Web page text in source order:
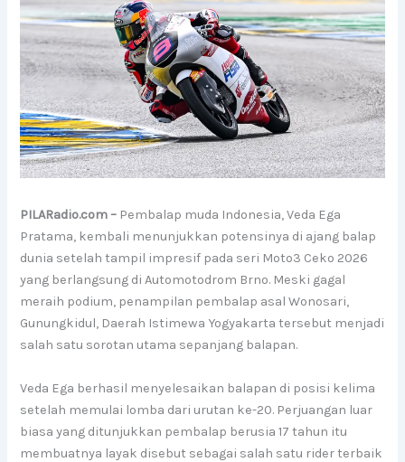
PILARadio.com – Pembalap muda Indonesia, Veda Ega
Pratama, kembali menunjukkan potensinya di ajang balap
dunia setelah tampil impresif pada seri Moto3 Ceko 2026
yang berlangsung di Automotodrom Brno. Meski gagal
meraih podium, penampilan pembalap asal Wonosari,
Gunungkidul, Daerah Istimewa Yogyakarta tersebut menjadi
salah satu sorotan utama sepanjang balapan.
Veda Ega berhasil menyelesaikan balapan di posisi kelima
setelah memulai lomba dari urutan ke-20. Perjuangan luar
biasa yang ditunjukkan pembalap berusia 17 tahun itu
membuatnya layak disebut sebagai salah satu rider terbaik